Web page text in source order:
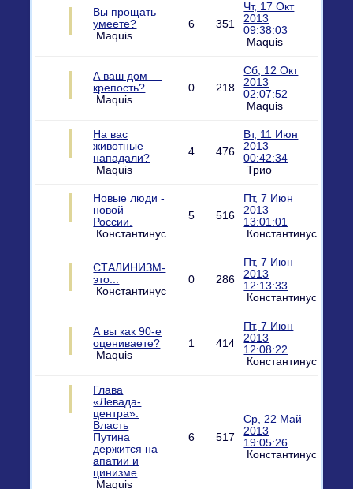
Вы прощать
умеете?
Maquis
6 351
Чт, 17 Окт
2013
09:38:03
Maquis
А ваш дом —
крепость?
Maquis
0 218
Сб, 12 Окт
2013
02:07:52
Maquis
На вас
животные
нападали?
Maquis
4 476
Вт, 11 Июн
2013
00:42:34
Трио
Новые люди -
новой
России.
Константинус
5 516
Пт, 7 Июн
2013
13:01:01
Константинус
СТАЛИНИЗМ-
это...
Константинус
0 286
Пт, 7 Июн
2013
12:13:33
Константинус
А вы как 90-е
оцениваете?
Maquis
1 414
Пт, 7 Июн
2013
12:08:22
Константинус
Глава
«Левада-
центра»:
Власть
Путина
держится на
апатии и
цинизме
Maquis
6 517
Ср, 22 Май
2013
19:05:26
Константинус